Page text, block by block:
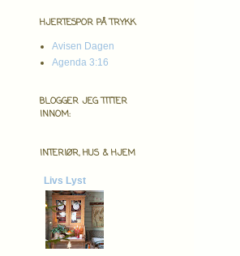
HJERTESPOR PÅ TRYKK
Avisen Dagen
Agenda 3:16
BLOGGER JEG TITTER
INNOM:
INTERIØR, HUS & HJEM
Livs Lyst